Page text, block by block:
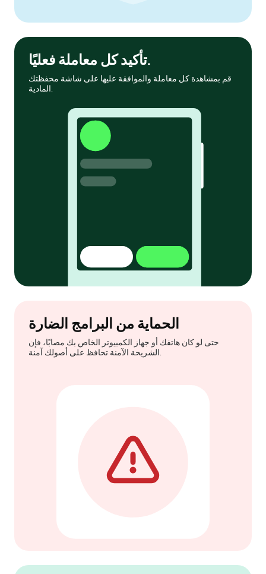
تأكيد كل معاملة فعليًا.
قم بمشاهدة كل معاملة والموافقة عليها على شاشة محفظتك
الحماية من البرامج الضارة
حتى لو كان هاتفك أو جهاز الكمبيوتر الخاص بك مصابًا، فإن
الشريحة الآمنة تحافظ على أصولك آمنة.